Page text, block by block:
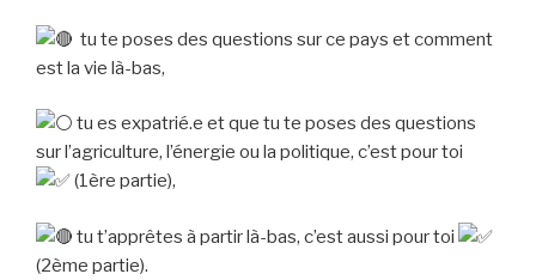
tu te poses des questions sur ce pays et comment
est la vie là-bas,
tu es expatrié.e et que tu te poses des questions
sur l’agriculture, l’énergie ou la politique, c’est pour toi
(1ère partie),
tu t’apprêtes à partir là-bas, c’est aussi pour toi
(2ème partie).